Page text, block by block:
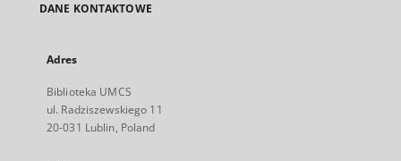
DANE KONTAKTOWE
Adres
Biblioteka UMCS
ul. Radziszewskiego 11
20-031 Lublin, Poland